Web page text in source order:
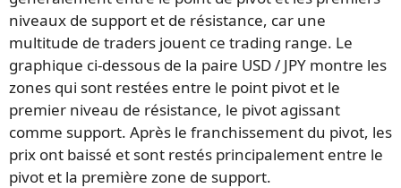
niveaux de support et de résistance, car une
multitude de traders jouent ce trading range. Le
graphique ci-dessous de la paire USD / JPY montre les
zones qui sont restées entre le point pivot et le
premier niveau de résistance, le pivot agissant
comme support. Après le franchissement du pivot, les
prix ont baissé et sont restés principalement entre le
pivot et la première zone de support.